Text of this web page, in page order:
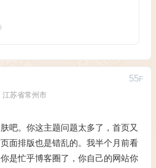
江苏省常州市
55F
吧。你这主题问题太多了，首页又
面排版也是错乱的。我半个月前看
是忙乎博客圈了，你自己的网站你